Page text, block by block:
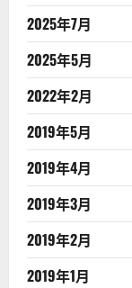
2025年7月
2025年5月
2022年2月
2019年5月
2019年4月
2019年3月
2019年2月
2019年1月